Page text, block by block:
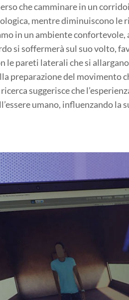
che camminare in un
mentre diminuiscono
in un ambiente
si soffermerà sul suo volto,
le pareti laterali che si
preparazione del movimento
suggerisce che
umano, influenzando la